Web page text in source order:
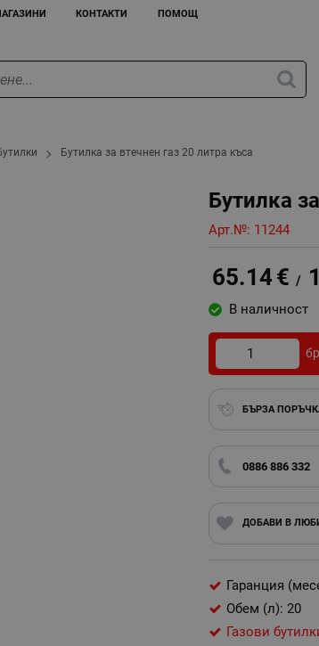
КОНТАКТИ ПОМОЩ
Бутилка за втечнен газ 20 литра къса
Бутилка
Арт.№: 11244
65.14€ /
В наличност
БЪРЗА
0886 886 332
ДОБАВИ В
Гаранция
Обем (л): 20
Газови